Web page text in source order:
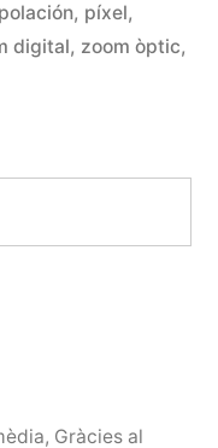
, píxel,
digital, zoom òptic,
, Gràcies al